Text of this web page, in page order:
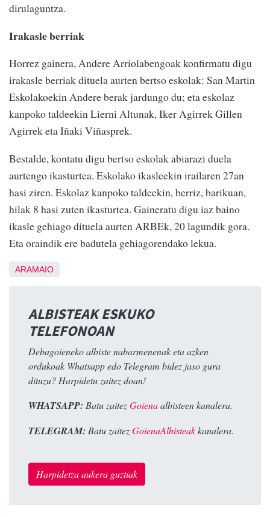
dirulaguntza.
Irakasle berriak
Horrez gainera, Andere Arriolabengoak konfirmatu digu
irakasle berriak dituela aurten bertso eskolak: San Martin
Eskolakoekin Andere berak jardungo du; eta eskolaz
kanpoko taldeekin Lierni Altunak, Iker Agirrek Gillen
Agirrek eta Iñaki Viñasprek.
Bestalde, kontatu digu bertso eskolak abiarazi duela
aurtengo ikasturtea. Eskolako ikasleekin irailaren 27an
hasi ziren. Eskolaz kanpoko taldeekin, berriz, barikuan,
hilak 8 hasi zuten ikasturtea. Gaineratu digu iaz baino
ikasle gehiago dituela aurten ARBEk, 20 lagundik gora.
Eta oraindik ere badutela gehiagorendako lekua.
ARAMAIO
ALBISTEAK ESKUKO
TELEFONOAN
Debagoieneko albiste nabarmenenak eta azken
ordukoak Whatsapp edo Telegram bidez jaso gura
dituzu? Harpidetu zaitez doan!
WHATSAPP: Batu zaitezGoienaalbisteen kanalera.
TELEGRAM: Batu zaitezGoienaAlbisteakkanalera.
Harpidetza aukera guztiak